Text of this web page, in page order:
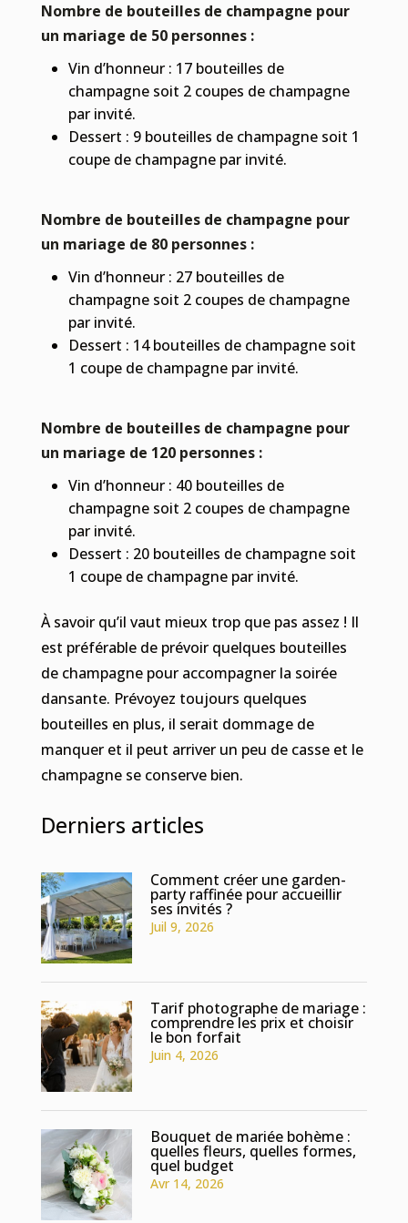
Nombre de bouteilles de champagne pour
un mariage de 50 personnes :
Vin d’honneur : 17 bouteilles de
champagne soit 2 coupes de champagne
par invité.
Dessert : 9 bouteilles de champagne soit 1
coupe de champagne par invité.
Nombre de bouteilles de champagne pour
un mariage de 80 personnes :
Vin d’honneur : 27 bouteilles de
champagne soit 2 coupes de champagne
par invité.
Dessert : 14 bouteilles de champagne soit
1 coupe de champagne par invité.
Nombre de bouteilles de champagne pour
un mariage de 120 personnes :
Vin d’honneur : 40 bouteilles de
champagne soit 2 coupes de champagne
par invité.
Dessert : 20 bouteilles de champagne soit
1 coupe de champagne par invité.
À savoir qu’il vaut mieux trop que pas assez ! Il
est préférable de prévoir quelques bouteilles
de champagne pour accompagner la soirée
dansante. Prévoyez toujours quelques
bouteilles en plus, il serait dommage de
manquer et il peut arriver un peu de casse et le
champagne se conserve bien.
Derniers articles
Comment créer une garden-
party raffinée pour accueillir
ses invités ?
Juil 9, 2026
Tarif photographe de mariage :
comprendre les prix et choisir
le bon forfait
Juin 4, 2026
Bouquet de mariée bohème :
quelles fleurs, quelles formes,
quel budget
Avr 14, 2026